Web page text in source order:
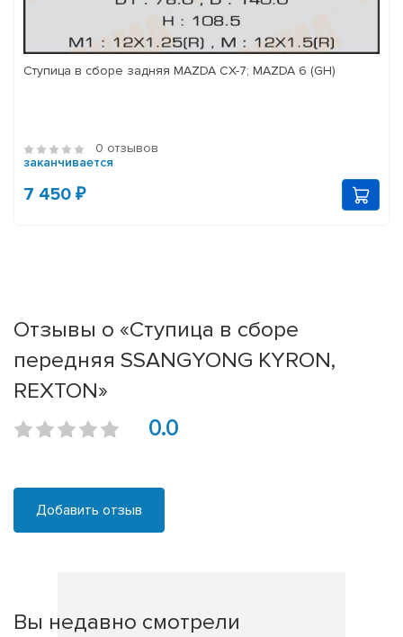
Ступица в сборе задняя MAZDA CX-7; MAZDA 6 (GH)
0 отзывов
заканчивается
7 450 ₽
Отзывы о «Ступица в сборе
передняя SSANGYONG KYRON,
REXTON»
0.0
Добавить отзыв
Вы недавно смотрели